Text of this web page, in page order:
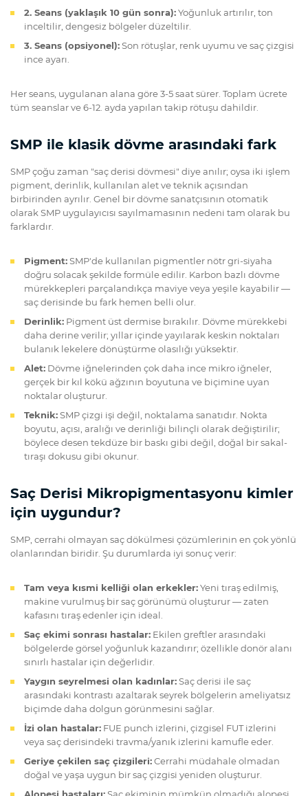
2. Seans (yaklaşık 10 gün sonra):Yoğunluk artırılır, ton
inceltilir, dengesiz bölgeler düzeltilir.
3. Seans (opsiyonel):Son rötuşlar, renk uyumu ve saç çizgisi
ince ayarı.
Her seans, uygulanan alana göre 3-5 saat sürer. Toplam ücrete
tüm seanslar ve 6-12. ayda yapılan takip rötuşu dahildir.
SMP ile klasik dövme arasındaki fark
SMP çoğu zaman "saç derisi dövmesi" diye anılır; oysa iki işlem
pigment, derinlik, kullanılan alet ve teknik açısından
birbirinden ayrılır. Genel bir dövme sanatçısının otomatik
olarak SMP uygulayıcısı sayılmamasının nedeni tam olarak bu
farklardır.
Pigment:SMP'de kullanılan pigmentler nötr gri-siyaha
doğru solacak şekilde formüle edilir. Karbon bazlı dövme
mürekkepleri parçalandıkça maviye veya yeşile kayabilir —
saç derisinde bu fark hemen belli olur.
Derinlik: Pigment üst dermise bırakılır. Dövme mürekkebi
daha derine verilir; yıllar içinde yayılarak keskin noktaları
bulanık lekelere dönüştürme olasılığı yüksektir.
Alet: Dövme iğnelerinden çok daha ince mikro iğneler,
gerçek bir kıl kökü ağzının boyutuna ve biçimine uyan
noktalar oluşturur.
Teknik:SMP çizgi işi değil, noktalama sanatıdır. Nokta
boyutu, açısı, aralığı ve derinliği bilinçli olarak değiştirilir;
böylece desen tekdüze bir baskı gibi değil, doğal bir sakal-
tıraşı dokusu gibi okunur.
Saç Derisi Mikropigmentasyonu kimler
için uygundur?
SMP, cerrahi olmayan saç dökülmesi çözümlerinin en çok yönlü
olanlarından biridir. Şu durumlarda iyi sonuç verir:
Tam veya kısmi kelliği olan erkekler:Yeni tıraş edilmiş,
makine vurulmuş bir saç görünümü oluşturur — zaten
kafasını tıraş edenler için ideal.
Saç ekimi sonrası hastalar: Ekilen greftler arasındaki
bölgelerde görsel yoğunluk kazandırır; özellikle donör alanı
sınırlı hastalar için değerlidir.
Yaygın seyrelmesi olan kadınlar:Saç derisi ile saç
arasındaki kontrastı azaltarak seyrek bölgelerin ameliyatsız
biçimde daha dolgun görünmesini sağlar.
İzi olan hastalar: FUE punch izlerini, çizgisel FUT izlerini
veya saç derisindeki travma/yanık izlerini kamufle eder.
Geriye çekilen saç çizgileri:Cerrahi müdahale olmadan
doğal ve yaşa uygun bir saç çizgisi yeniden oluşturur.
Alopesi hastaları: Saç ekiminin mümkün olmadığı alopesi